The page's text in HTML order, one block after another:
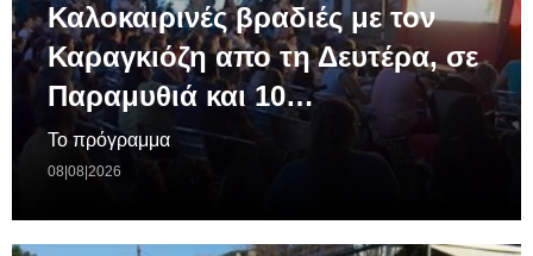
Καλοκαιρινές βραδιές με τον
Καραγκιόζη απο τη Δευτέρα, σε
Παραμυθιά και 10…
Το πρόγραμμα
08|08|2026